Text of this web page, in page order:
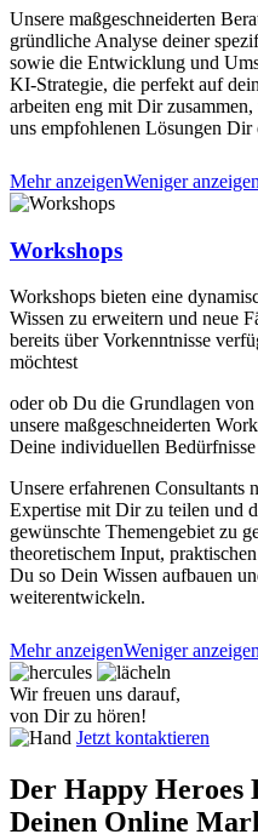
Unsere maßgeschneiderten
gründliche Analyse deiner
sowie die Entwicklung und
KI-Strategie, die perfekt auf
arbeiten eng mit Dir
uns empfohlenen Lösungen
Mehr anzeigenWeniger anzeigen
Workshops
Workshops bieten eine
Wissen zu erweitern und neue
bereits über Vorkenntnisse
möchtest
oder ob Du die Grundlagen
unsere maßgeschneiderten
Deine individuellen
Unsere erfahrenen Consultants
Expertise mit Dir zu teilen und
gewünschte Themengebiet zu
theoretischem Input,
Du so Dein Wissen aufbauen
weiterentwickeln.
Mehr anzeigenWeniger anzeigen
Wir freuen uns darauf,
von Dir zu hören!
Jetzt kontaktieren
Der Happy
Deinen Online